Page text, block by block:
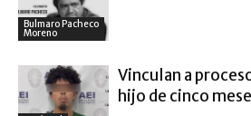
Bulmaro Pacheco
Moreno
Vinculan a
hijo de cinco